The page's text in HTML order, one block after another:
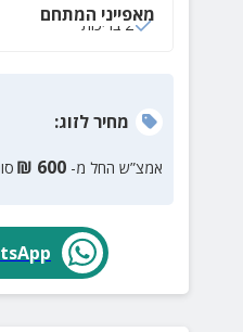
ועד לעמק החולה המרהיב
מאפייני המתחם
2 בריכות
מחירלזוג:
אמצ”ש החל מ- 600
₪